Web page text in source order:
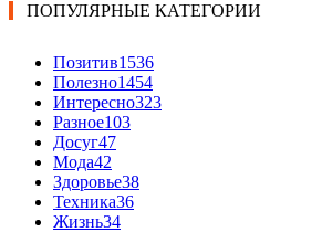
ПОПУЛЯРНЫЕ КАТЕГОРИИ
Позитив1536
Полезно1454
Интересно323
Разное103
Досуг47
Мода42
Здоровье38
Техника36
Жизнь34